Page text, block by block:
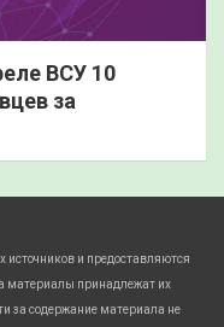
ВСУ 10
за
и предоставляются
материалы принадлежат их
за содержание материала не